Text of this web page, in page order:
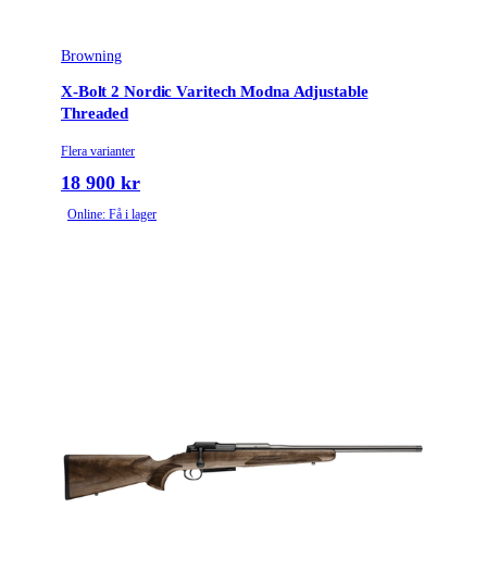
Browning
X-Bolt 2 Nordic Varitech Modna Adjustable
Threaded
Flera varianter
18 900 kr
Online: Få i lager